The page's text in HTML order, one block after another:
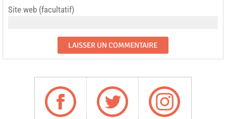
Site web (facultatif)